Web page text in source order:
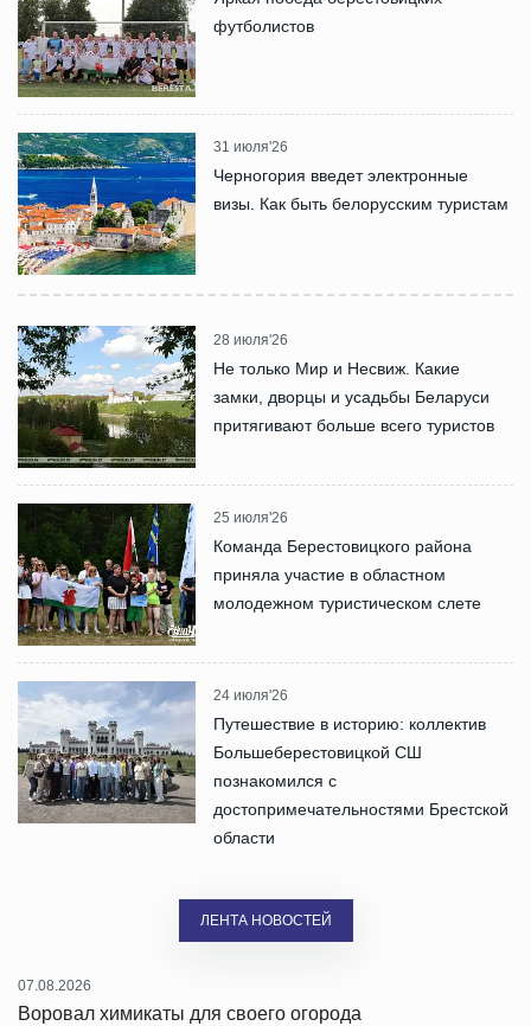
футболистов
31 июля'26
Черногория введет электронные
визы. Как быть белорусским туристам
28 июля'26
Не только Мир и Несвиж. Какие
замки, дворцы и усадьбы Беларуси
притягивают больше всего туристов
25 июля'26
Команда Берестовицкого района
приняла участие в областном
молодежном туристическом слете
24 июля'26
Путешествие в историю: коллектив
Большеберестовицкой СШ
познакомился с
достопримечательностями Брестской
области
ЛЕНТА НОВОСТЕЙ
07.08.2026
Воровал химикаты для своего огорода